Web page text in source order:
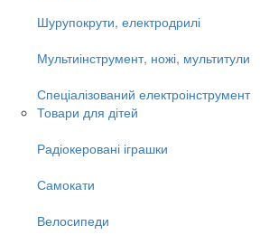
Шурупокрути, електродрилі
Мультиінструмент, ножі, мультитули
Спеціалізований електроінструмент
Товари для дітей
Радіокеровані іграшки
Самокати
Велосипеди